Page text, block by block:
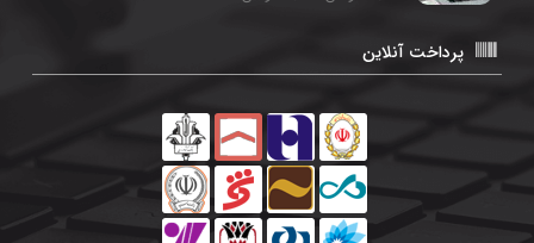
پرداخت آنلاین